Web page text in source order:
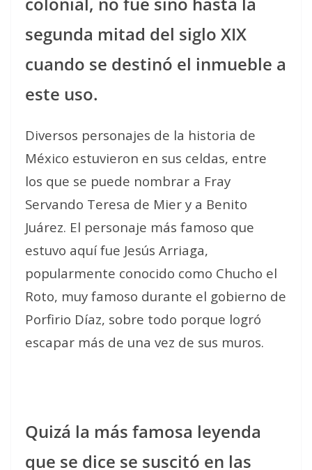
segunda mitad del siglo XIX
cuando se destinó el inmueble a
este uso.
Diversos personajes de la historia de
México estuvieron en sus celdas, entre
los que se puede nombrar a Fray
Servando Teresa de Mier y a Benito
Juárez. El personaje más famoso que
estuvo aquí fue Jesús Arriaga,
popularmente conocido como Chucho el
Roto, muy famoso durante el gobierno de
Porfirio Díaz, sobre todo porque logró
escapar más de una vez de sus muros.
Quizá la más famosa leyenda
que se dice se suscitó en las